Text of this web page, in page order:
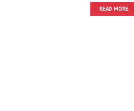
READ MORE